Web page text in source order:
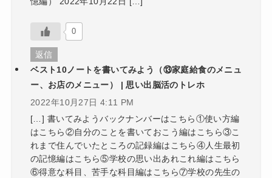
0
返信
ベスト10ノートを書いてみよう（⑬家庭給食のメニュ
ー、お店のメニュー） | 思い出脳活のトレホ
2022年10月27日 4:11 PM
[…] 書いてみようバックナンバーはこちら①使い方編
はこちら②自分のことを書いておこう編はこちら③こ
れまで住んでいたところの記録編はこちら④人生最初
の記憶編はこちら⑤学校の思い出あれこれ編はこちら
⑥得意な科目、苦手な科目編はこちら⑦学校の先生の